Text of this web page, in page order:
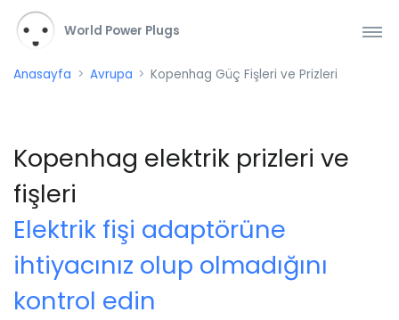
World Power Plugs
Anasayfa Avrupa Kopenhag Güç Fişleri ve Prizleri
Kopenhag elektrik prizleri ve
fişleri
Elektrik fişi adaptörüne
ihtiyacınız olup olmadığını
kontrol edin